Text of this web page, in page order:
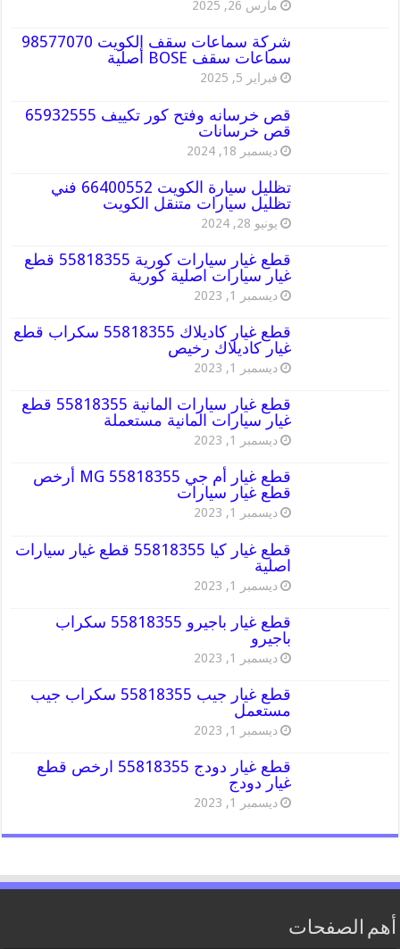
مارس 26, 2025
شركة سماعات سقف الكويت 98577070
سماعات سقف BOSE أصلية
فبراير 5, 2025
قص خرسانه وفتح كور تكييف 65932555
قص خرسانات
ديسمبر 18, 2024
تظليل سيارة الكويت 66400552 فني
تظليل سيارات متنقل الكويت
يونيو 28, 2024
قطع غيار سيارات كورية 55818355 قطع
غيار سيارات اصلية كورية
ديسمبر 1, 2023
قطع غيار كاديلاك 55818355 سكراب قطع
غيار كاديلاك رخيص
ديسمبر 1, 2023
قطع غيار سيارات المانية 55818355 قطع
غيار سيارات المانية مستعملة
ديسمبر 1, 2023
قطع غيار أم جي MG 55818355 أرخص
قطع غيار سيارات
ديسمبر 1, 2023
قطع غيار كيا 55818355 قطع غيار سيارات
اصلية
ديسمبر 1, 2023
قطع غيار باجيرو 55818355 سكراب
باجيرو
ديسمبر 1, 2023
قطع غيار جيب 55818355 سكراب جيب
مستعمل
ديسمبر 1, 2023
قطع غيار دودج 55818355 ارخص قطع
غيار دودج
ديسمبر 1, 2023
أهم الصفحات